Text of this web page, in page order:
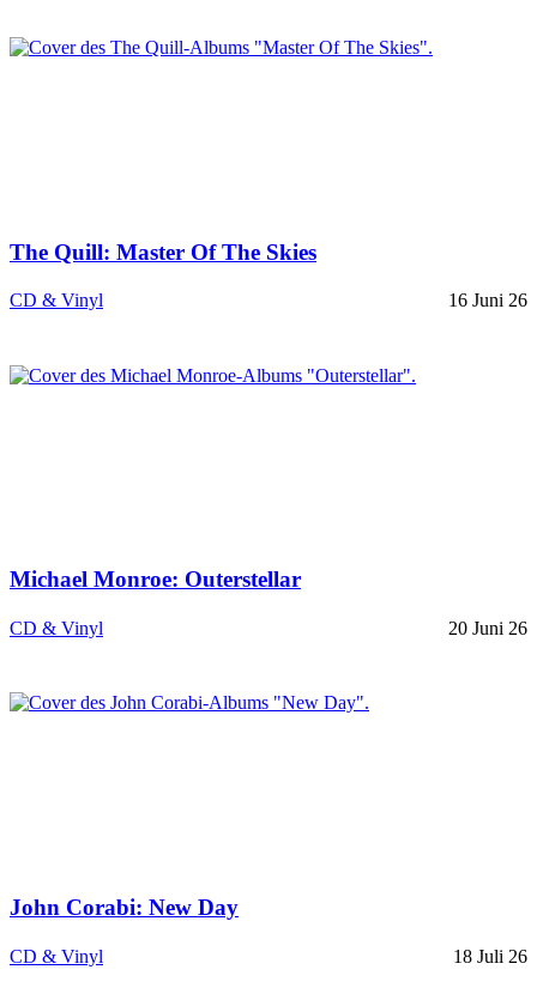
The Quill: Master Of The Skies
CD & Vinyl 16 Juni 26
Michael Monroe: Outerstellar
CD & Vinyl 20 Juni 26
John Corabi: New Day
CD & Vinyl 18 Juli 26